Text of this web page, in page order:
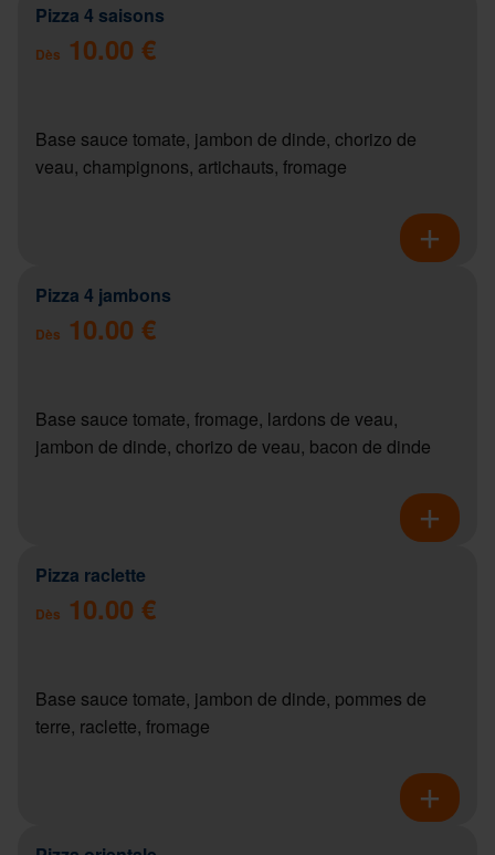
Pizza 4 saisons
Dès 10.00 €
Base sauce tomate, jambon de dinde, chorizo de
veau, champignons, artichauts, fromage
Pizza 4 jambons
Dès 10.00 €
Base sauce tomate, fromage, lardons de veau,
jambon de dinde, chorizo de veau, bacon de dinde
Pizza raclette
Dès 10.00 €
Base sauce tomate, jambon de dinde, pommes de
terre, raclette, fromage